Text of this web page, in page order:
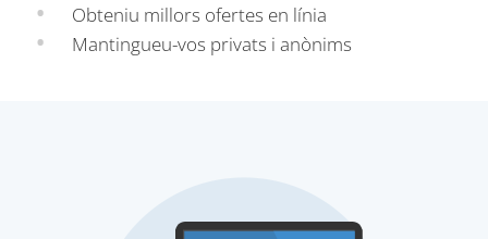
Obteniu millors ofertes en línia
Mantingueu-vos privats i anònims